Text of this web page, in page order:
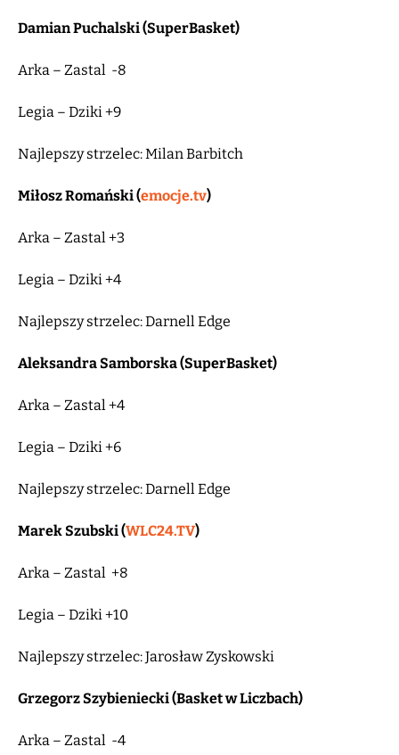
Damian Puchalski (SuperBasket)
Arka – Zastal -8
Legia – Dziki +9
Najlepszy strzelec: Milan Barbitch
Miłosz Romański (emocje.tv)
Arka – Zastal +3
Legia – Dziki +4
Najlepszy strzelec: Darnell Edge
Aleksandra Samborska (SuperBasket)
Arka – Zastal +4
Legia – Dziki +6
Najlepszy strzelec: Darnell Edge
Marek Szubski (WLC24.TV)
Arka – Zastal +8
Legia – Dziki +10
Najlepszy strzelec: Jarosław Zyskowski
Grzegorz Szybieniecki (Basket w Liczbach)
Arka – Zastal -4